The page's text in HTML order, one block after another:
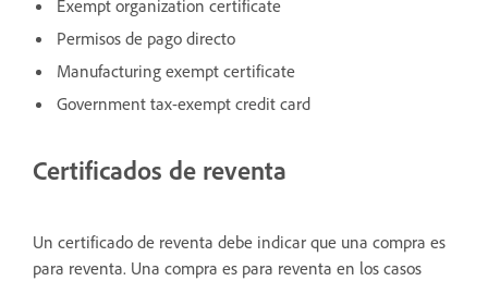
Exempt organization certificate
Permisos de pago directo
Manufacturing exempt certificate
Government tax-exempt credit card
Certificados de reventa
Un certificado de reventa debe indicar que una compra es
para reventa. Una compra es para reventa en los casos